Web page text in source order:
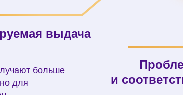
и
выдача
больше
для